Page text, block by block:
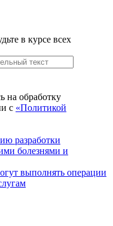
в курсе всех
на обработку
с «Политикой
разработки
болезнями и
выполнять операции